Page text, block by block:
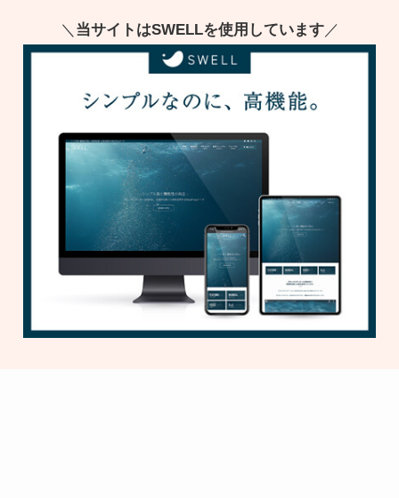
＼ 当サイトはSWELLを使用しています／